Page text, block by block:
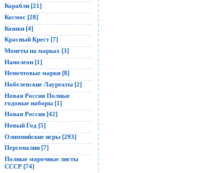
Корабли [21]
Космос [28]
Кошки [4]
Красный Крест [7]
Монеты на марках [3]
Наполеон [1]
Непочтовые марки [8]
Нобелевские Лауреаты [2]
Новая Россия Полные
годовые наборы [1]
Новая Россия [42]
Новый Год [5]
Олимпийские игры [293]
Персоналии [7]
Полные марочные листы
СССР [74]